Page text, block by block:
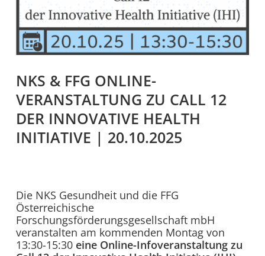
NKS & FFG ONLINE-
VERANSTALTUNG ZU CALL 12
DER INNOVATIVE HEALTH
INITIATIVE | 20.10.2025
Die NKS Gesundheit und die FFG
Österreichische
Forschungsförderungsgesellschaft mbH
veranstalten am kommenden Montag von
13:30-15:30 eine Online-Infoveranstaltung zu